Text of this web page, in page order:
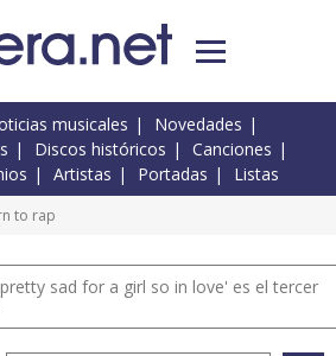
musicales
Novedades
Discos históricos
Canciones
Artistas Portadas Listas
to rap
sad for a girl so in love' es el tercer